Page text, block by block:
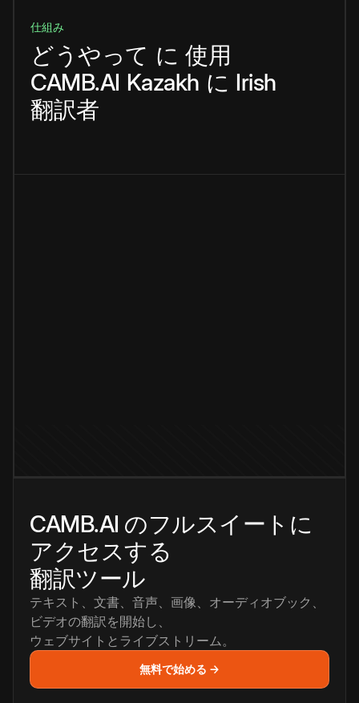
仕組み
どうやって に 使用
CAMB.AI Kazakh に Irish
翻訳者
CAMB.AI のフルスイートに
アクセスする
翻訳ツール
テキスト、文書、音声、画像、オーディオブック、
ビデオの翻訳を開始し、
ウェブサイトとライブストリーム。
無料で始める →